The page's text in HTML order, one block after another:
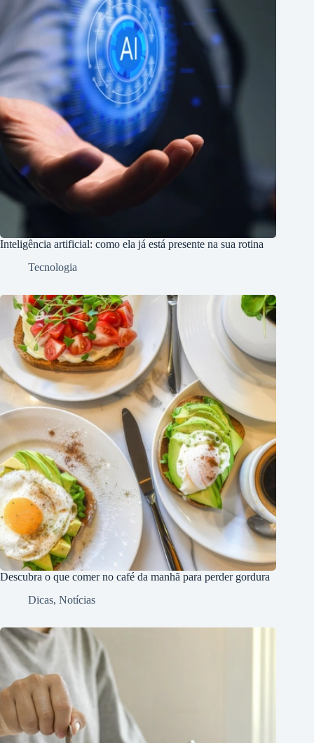
Inteligência artificial: como ela já está presente na sua rotina
Tecnologia
Descubra o que comer no café da manhã para perder gordura
Dicas, Notícias